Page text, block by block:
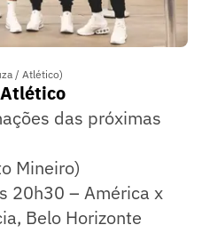
/ Atlético)
das próximas
Mineiro)
20h30 – América x
Belo Horizonte